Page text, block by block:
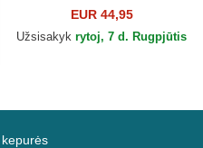
EUR 44,95
Užsisakyk rytoj, 7 d. Rugpjūtis